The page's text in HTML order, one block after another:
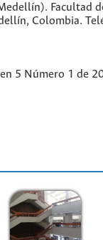
Facultad
Colombia.
5 Número 1 de